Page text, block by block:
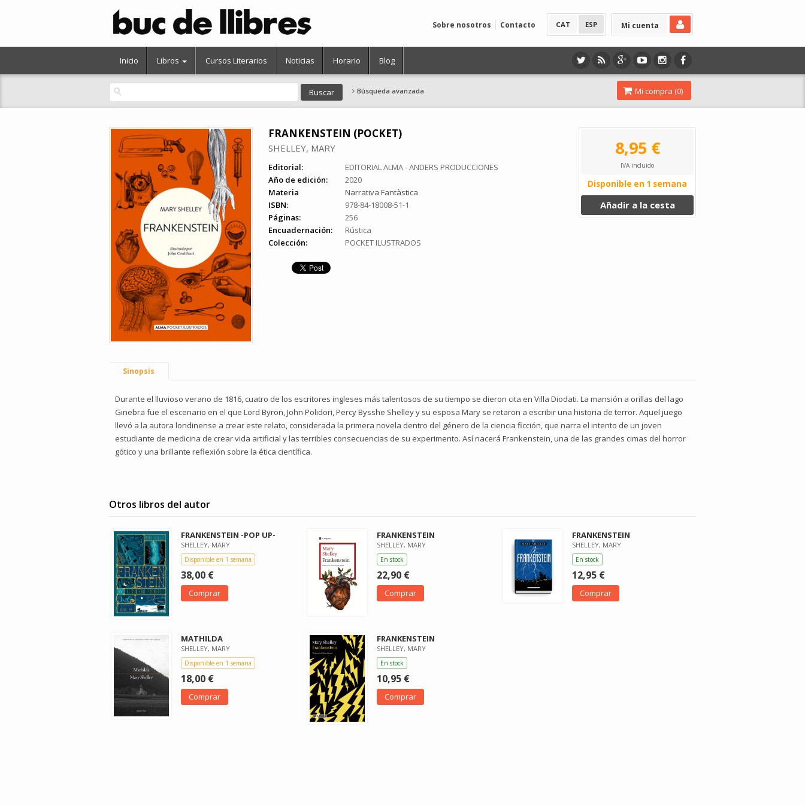
Mi cuenta
CAT ESP
Sobre nosotros Contacto
Inicio Libros Cursos Literarios Noticias Horario Blog
Búsqueda avanzada Mi compra (0)
FRANKENSTEIN (POCKET)
SHELLEY, MARY
Editorial:
EDITORIAL ALMA - ANDERS PRODUCCIONES
Año de edición:
2020
Materia
Narrativa Fantàstica
ISBN:
978-84-18008-51-1
Páginas:
256
Encuadernación:
Rústica
Colección:
POCKET ILUSTRADOS
8,95 €
IVA incluido
Disponible en 1 semana
Añadir a la cesta
Sinopsis
Durante el lluvioso verano de 1816, cuatro de los escritores ingleses más talentosos de su tiempo se dieron cita en Villa Diodati. La mansión a orillas del lago
Ginebra fue el escenario en el que Lord Byron, John Polidori, Percy Bysshe Shelley y su esposa Mary se retaron a escribir una historia de terror. Aquel juego
llevó a la autora londinense a crear este relato, considerada la primera novela dentro del género de la ciencia ficción, que narra el intento de un joven
estudiante de medicina de crear vida artificial y las terribles consecuencias de su experimento. Así nacerá Frankenstein, una de las grandes cimas del horror
gótico y una brillante reflexión sobre la ética científica.
Otros libros del autor
FRANKENSTEIN -POP UP-
SHELLEY, MARY
Disponible en 1 semana
38,00 €
Comprar
FRANKENSTEIN
SHELLEY, MARY
En stock
22,90 €
Comprar
FRANKENSTEIN
SHELLEY, MARY
En stock
12,95 €
Comprar
MATHILDA
SHELLEY, MARY
Disponible en 1 semana
18,00 €
Comprar
FRANKENSTEIN
SHELLEY, MARY
En stock
10,95 €
Comprar